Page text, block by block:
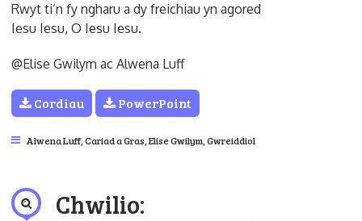
Rwyt ti’n fy ngharu a dy freichiau yn agored
Iesu Iesu, O Iesu Iesu.
@Elise Gwilym ac Alwena Luff
Cordiau PowerPoint
Alwena Luff, Cariad a Gras Elise Gwilym Gwreiddiol
Chwilio: